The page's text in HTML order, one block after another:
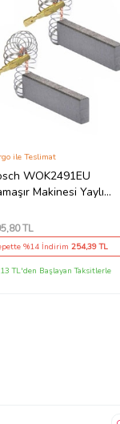
WOK2491EU
Makinesi Yaylı
ile Teslimat
,80 TL
%14 İndirim254,39 TL
TL'den Başlayan Taksitlerle